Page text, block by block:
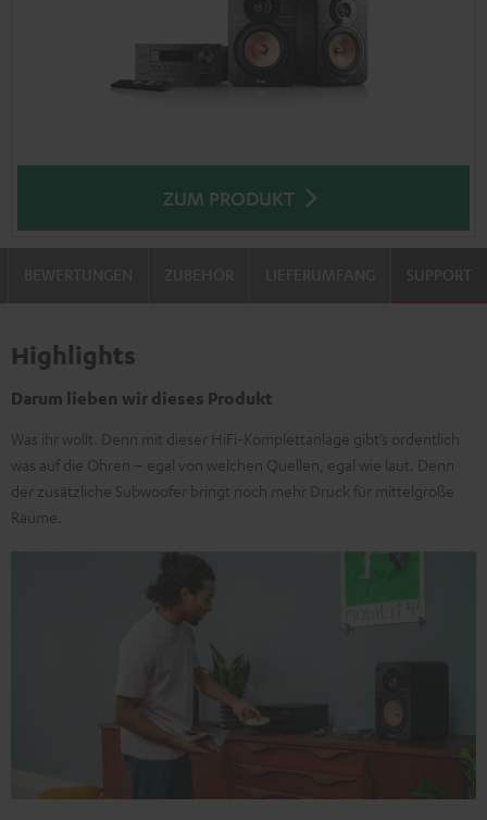
ZUM PRODUKT
SUPPORT
Highlights
Darum lieben wir dieses Produkt
Was ihr wollt. Denn mit dieser HiFi-Komplettanlage gibt’s ordentlich
was auf die Ohren – egal von welchen Quellen, egal wie laut. Denn
der zusätzliche Subwoofer bringt noch mehr Druck für mittelgroße
Räume.